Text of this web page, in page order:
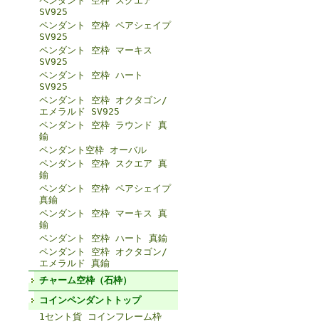
SV925
ペンダント 空枠 ペアシェイプ
SV925
ペンダント 空枠 マーキス
SV925
ペンダント 空枠 ハート
SV925
ペンダント 空枠 オクタゴン/
エメラルド SV925
ペンダント 空枠 ラウンド 真
鍮
ペンダント空枠 オーバル
ペンダント 空枠 スクエア 真
鍮
ペンダント 空枠 ペアシェイプ
真鍮
ペンダント 空枠 マーキス 真
鍮
ペンダント 空枠 ハート 真鍮
ペンダント 空枠 オクタゴン/
エメラルド 真鍮
チャーム空枠（石枠）
コインペンダントトップ
1セント貨 コインフレーム枠